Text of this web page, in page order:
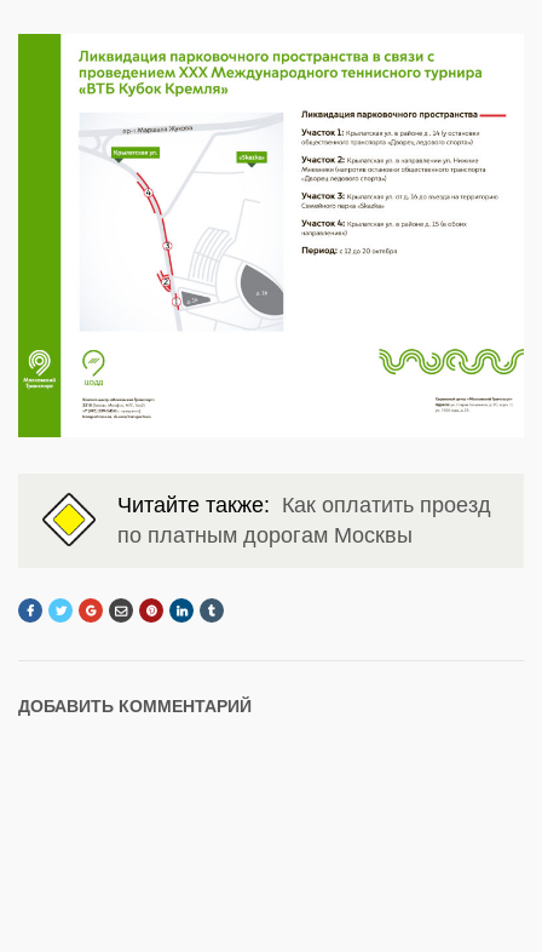
Читайте также: Как оплатить проезд
по платным дорогам Москвы
ДОБАВИТЬ КОММЕНТАРИЙ